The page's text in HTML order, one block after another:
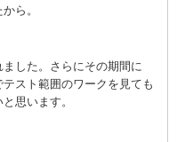
ら。
した。さらにその期間に
スト範囲のワークを見ても
思います。